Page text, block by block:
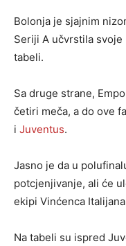
Bolonja je sjajnim
Seriji A učvrstila
tabeli.
Sa druge strane,
četiri meča, a do ove
i Juventus.
Jasno je da u
potcjenjivanje, ali će
ekipi Vinćenca
Na tabeli su ispred